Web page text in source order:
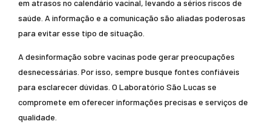
em atrasos no calendário vacinal, levando a sérios riscos de
saúde. A informação e a comunicação são aliadas poderosas
para evitar esse tipo de situação.
A desinformação sobre vacinas pode gerar preocupações
desnecessárias. Por isso, sempre busque fontes confiáveis
para esclarecer dúvidas. O Laboratório São Lucas se
compromete em oferecer informações precisas e serviços de
qualidade.